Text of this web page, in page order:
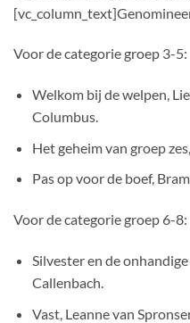
Voor de categorie groep 3-5:
Welkom bij de welpen,
Columbus.
Het geheim van groep
Pas op voor de boef,
Voor de categorie groep 6-8:
Silvester en de
Callenbach.
Vast, Leanne van